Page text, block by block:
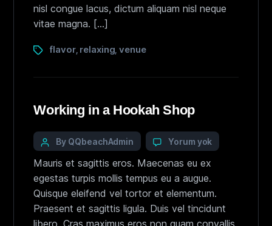
nisl congue lacus, dictum aliquam nisl neque
vitae magna. […]
flavor, relaxing ,venue
Working in a Hookah Shop
By QQbeachAdmin Yorum yok
Mauris et sagittis eros. Maecenas eu ex
egestas turpis mollis tempus eu a augue.
Quisque eleifend vel tortor et elementum.
Praesent et sagittis ligula. Duis vel tincidunt
libero. Cras maximus eros non quam convallis